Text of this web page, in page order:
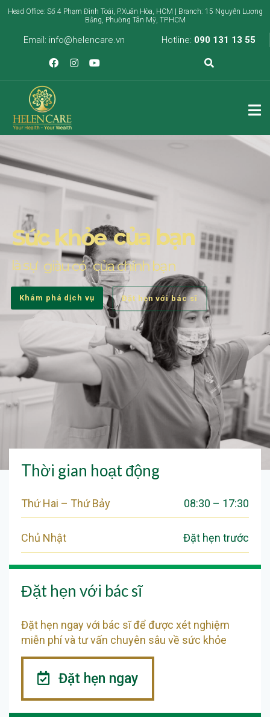
Head Office: Số 4 Phạm Đình Toái, P.Xuân Hòa, HCM | Branch: 15 Nguyễn Lương
Bằng, Phường Tân Mỹ, TP.HCM
Email: info@helencare.vn Hotline: 090 131 13 55
của bạn
Khám phá dịch vụ Đặt hẹn với bác sĩ
Sức khỏe
giàu có của chính bạn
là sự
Thời gian hoạt động
Thứ Hai – Thứ Bảy 08:30 – 17:30
Chủ Nhật Đặt hẹn trước
Đặt hẹn với bác sĩ
Đặt hẹn ngay với bác sĩ để được xét nghiệm
miễn phí và tư vấn chuyên sâu về sức khỏe
Đặt hẹn ngay